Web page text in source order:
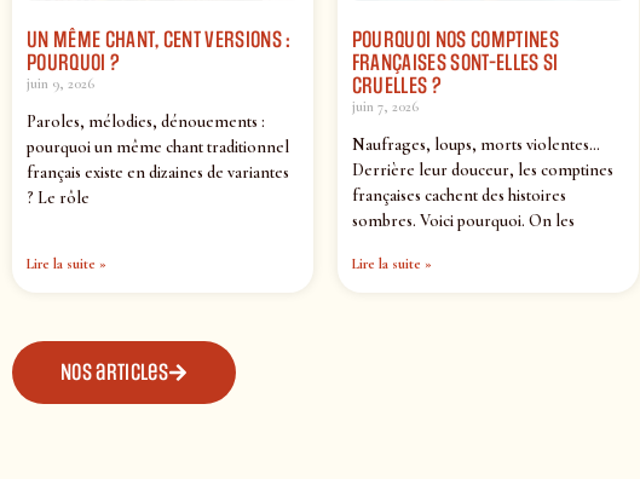
UN MÊME CHANT, CENT VERSIONS :
POURQUOI ?
juin 9, 2026
Paroles, mélodies, dénouements :
pourquoi un même chant traditionnel
français existe en dizaines de variantes
? Le rôle
Lire la suite »
POURQUOI NOS COMPTINES
FRANÇAISES SONT-ELLES SI
CRUELLES ?
juin 7, 2026
Naufrages, loups, morts violentes…
Derrière leur douceur, les comptines
françaises cachent des histoires
sombres. Voici pourquoi. On les
Lire la suite »
Nos articles